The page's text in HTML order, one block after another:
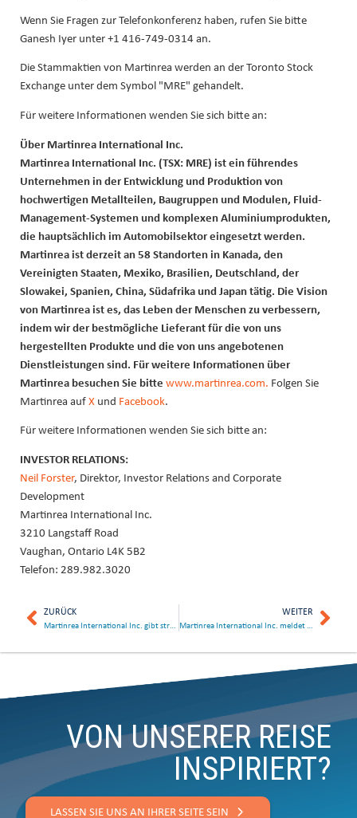
Wenn Sie Fragen zur Telefonkonferenz haben, rufen Sie bitte
Ganesh Iyer unter +1 416-749-0314 an.
Die Stammaktien von Martinrea werden an der Toronto Stock
Exchange unter dem Symbol "MRE" gehandelt.
Für weitere Informationen wenden Sie sich bitte an:
Über Martinrea International Inc.
Martinrea International Inc. (TSX: MRE) ist ein führendes
Unternehmen in der Entwicklung und Produktion von
hochwertigen Metallteilen, Baugruppen und Modulen, Fluid-
Management-Systemen und komplexen Aluminiumprodukten,
die hauptsächlich im Automobilsektor eingesetzt werden.
Martinrea ist derzeit an 58 Standorten in Kanada, den
Vereinigten Staaten, Mexiko, Brasilien, Deutschland, der
Slowakei, Spanien, China, Südafrika und Japan tätig. Die Vision
von Martinrea ist es, das Leben der Menschen zu verbessern,
indem wir der bestmögliche Lieferant für die von uns
hergestellten Produkte und die von uns angebotenen
Dienstleistungen sind. Für weitere Informationen über
Martinrea besuchen Sie bitte www.martinrea.com. Folgen Sie
Martinrea aufXund Facebook.
Für weitere Informationen wenden Sie sich bitte an:
INVESTOR RELATIONS:
Neil Forster, Direktor, Investor Relations and Corporate
Development
Martinrea International Inc.
3210 Langstaff Road
Vaughan, Ontario L4K 5B2
Telefon: 289.982.3020
ZURÜCK
Martinrea International Inc. gibt strategische Partnerschaft mit Yamada Manufacturing Co., Ltd. bekannt
WEITER
Martinrea International Inc. meldet Rekordergebnisse für das Quartal und kündigt Dividende an
VON UNSERER REISE
INSPIRIERT?
LASSEN SIE UNS AN IHRER SEITE SEIN